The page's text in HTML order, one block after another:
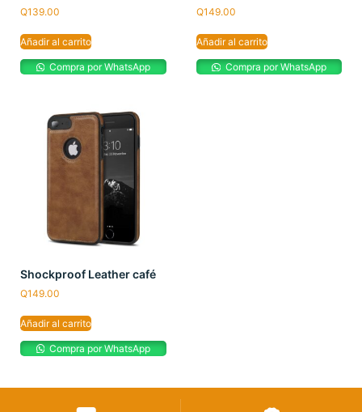
Q139.00
Añadir al carrito
Compra por WhatsApp
Q149.00
Añadir al carrito
Compra por WhatsApp
Shockproof Leather café
Q149.00
Añadir al carrito
Compra por WhatsApp